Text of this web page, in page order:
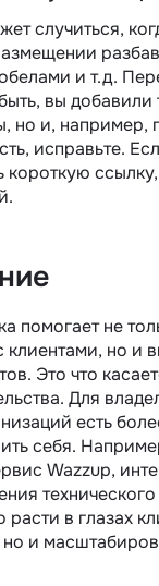
случиться,
и т.д.
вы добавили
но и, например,
исправьте.
короткую
помогает не
но и
Это что
Для
есть
себя.
Wazzup,
расти в глазах
и